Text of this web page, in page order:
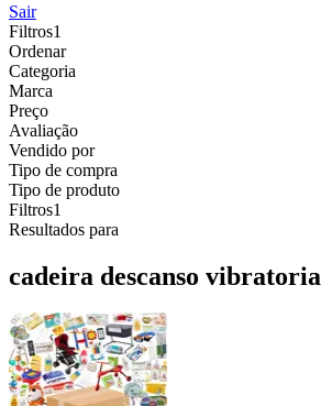
Sair
Filtros1
Ordenar
Categoria
Marca
Preço
Avaliação
Vendido por
Tipo de compra
Tipo de produto
Filtros1
Resultados para
cadeira descanso vibratoria